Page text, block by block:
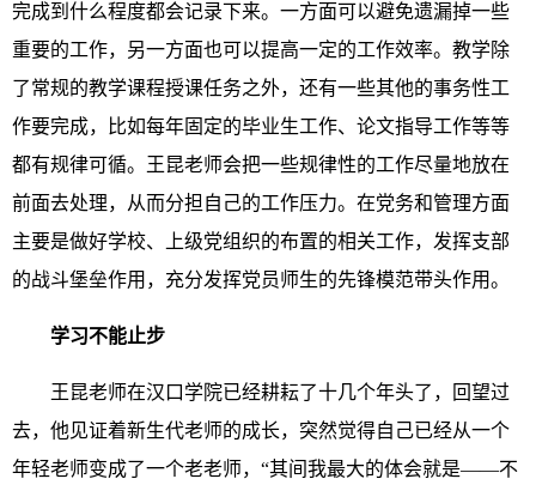
完成到什么程度都会记录下来。一方面可以避免遗漏掉一些
重要的工作，另一方面也可以提高一定的工作效率。教学除
了常规的教学课程授课任务之外，还有一些其他的事务性工
作要完成，比如每年固定的毕业生工作、论文指导工作等等
都有规律可循。王昆老师会把一些规律性的工作尽量地放在
前面去处理，从而分担自己的工作压力。在党务和管理方面
主要是做好学校、上级党组织的布置的相关工作，发挥支部
的战斗堡垒作用，充分发挥党员师生的先锋模范带头作用。
学习不能止步
王昆老师在汉口学院已经耕耘了十几个年头了，回望过
去，他见证着新生代老师的成长，突然觉得自己已经从一个
年轻老师变成了一个老老师，“其间我最大的体会就是——不